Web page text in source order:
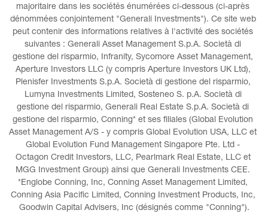
majoritaire dans les sociétés énumérées ci-dessous (ci-après
dénommées conjointement "Generali Investments"). Ce site web
peut contenir des informations relatives à l'activité des sociétés
suivantes : Generali Asset Management S.p.A. Società di
gestione del risparmio, Infranity, Sycomore Asset Management,
Aperture Investors LLC (y compris Aperture Investors UK Ltd),
Plenisfer Investments S.p.A. Società di gestione del risparmio,
Lumyna Investments Limited, Sosteneo S. p.A. Società di
gestione del risparmio, Generali Real Estate S.p.A. Società di
gestione del risparmio, Conning* et ses filiales (Global Evolution
Asset Management A/S - y compris Global Evolution USA, LLC et
Global Evolution Fund Management Singapore Pte. Ltd -
Octagon Credit Investors, LLC, Pearlmark Real Estate, LLC et
MGG Investment Group) ainsi que Generali Investments CEE.
*Englobe Conning, Inc, Conning Asset Management Limited,
Conning Asia Pacific Limited, Conning Investment Products, Inc,
Goodwin Capital Advisers, Inc (désignés comme "Conning").